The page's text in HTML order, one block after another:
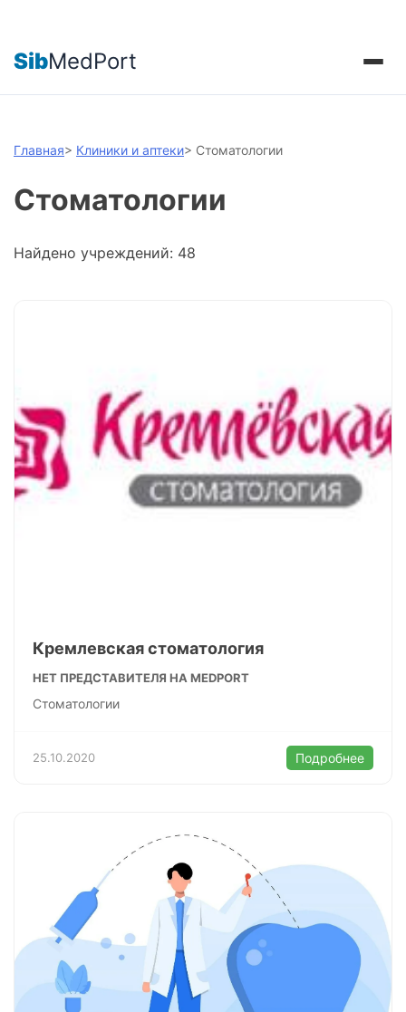
SibMedPort
Главная> Клиники и аптеки> Стоматологии
Стоматологии
Найдено учреждений: 48
Кремлевская стоматология
НЕТ ПРЕДСТАВИТЕЛЯ НА MEDPORT
Стоматологии
25.10.2020 Подробнее